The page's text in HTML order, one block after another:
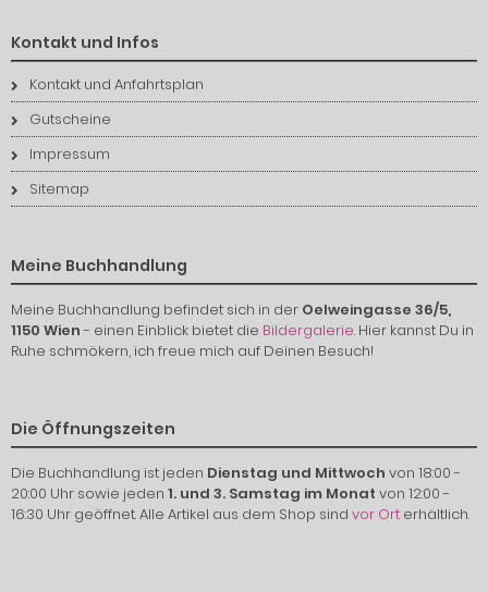
Kontakt und Infos
Kontakt und Anfahrtsplan
Gutscheine
Impressum
Sitemap
Meine Buchhandlung
Meine Buchhandlung befindet sich in der Oelweingasse 36/5,
1150 Wien- einen Einblick bietet die Bildergalerie. Hier kannst Du in
Ruhe schmökern, ich freue mich auf Deinen Besuch!
Die Öffnungszeiten
Die Buchhandlung ist jeden Dienstag und Mittwoch von 18:00 -
20:00 Uhr sowie jeden 1. und 3. Samstag im Monat von 12:00 -
16:30 Uhr geöffnet. Alle Artikel aus dem Shop sind vor Ort erhältlich.